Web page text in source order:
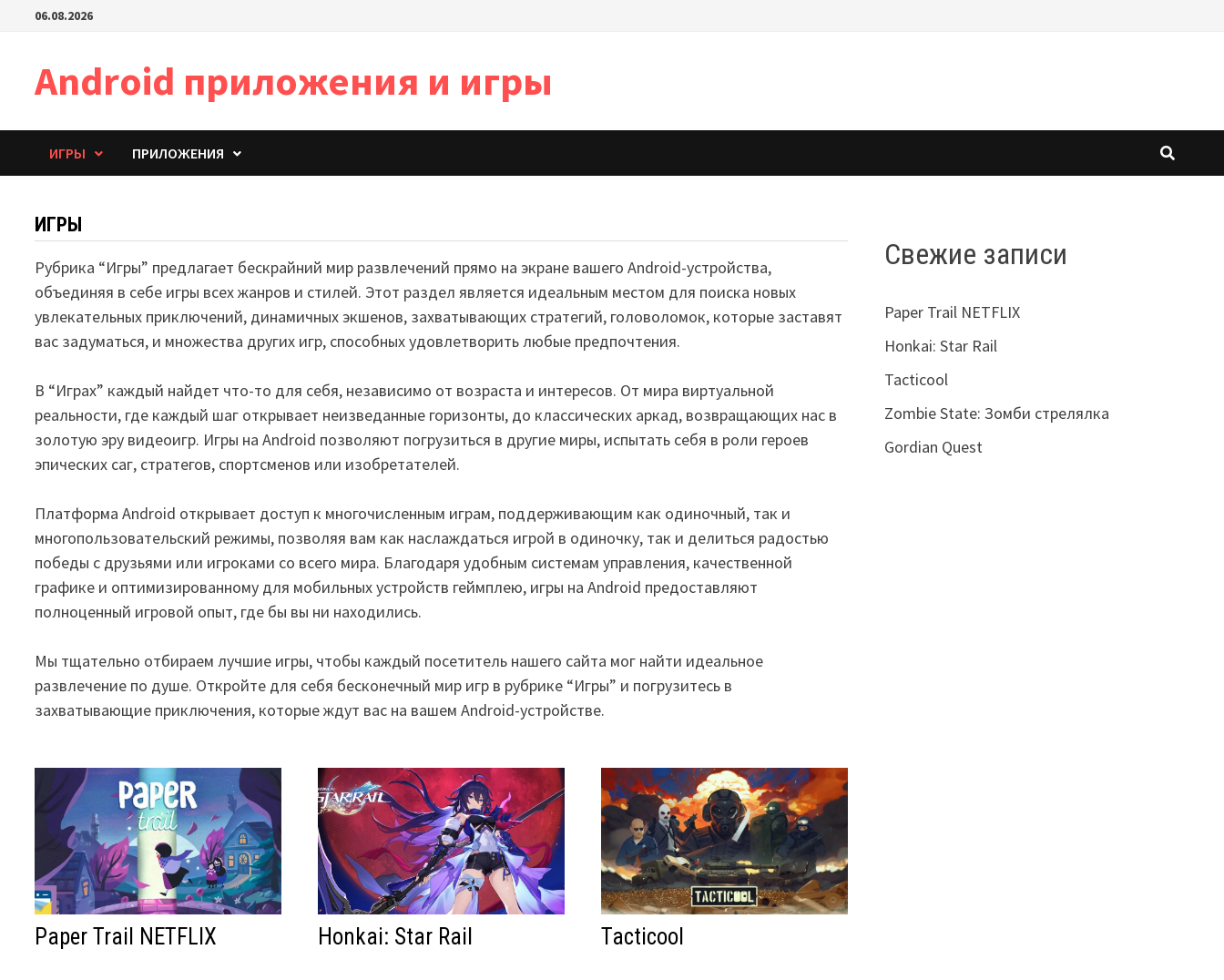
Перейти06.08.2026
Android приложения и игры
ИГРЫ ПРИЛОЖЕНИЯ
ИГРЫ
Рубрика “Игры” предлагает бескрайний мир развлечений прямо на экране вашего Android-устройства,
объединяя в себе игры всех жанров и стилей. Этот раздел является идеальным местом для поиска новых
увлекательных приключений, динамичных экшенов, захватывающих стратегий, головоломок, которые заставят
вас задуматься, и множества других игр, способных удовлетворить любые предпочтения.
В “Играх” каждый найдет что-то для себя, независимо от возраста и интересов. От мира виртуальной
реальности, где каждый шаг открывает неизведанные горизонты, до классических аркад, возвращающих нас в
золотую эру видеоигр. Игры на Android позволяют погрузиться в другие миры, испытать себя в роли героев
эпических саг, стратегов, спортсменов или изобретателей.
Платформа Android открывает доступ к многочисленным играм, поддерживающим как одиночный, так и
многопользовательский режимы, позволяя вам как наслаждаться игрой в одиночку, так и делиться радостью
победы с друзьями или игроками со всего мира. Благодаря удобным системам управления, качественной
графике и оптимизированному для мобильных устройств геймплею, игры на Android предоставляют
полноценный игровой опыт, где бы вы ни находились.
Мы тщательно отбираем лучшие игры, чтобы каждый посетитель нашего сайта мог найти идеальное
развлечение по душе. Откройте для себя бесконечный мир игр в рубрике “Игры” и погрузитесь в
захватывающие приключения, которые ждут вас на вашем Android-устройстве.
Paper Trail NETFLIX Honkai: Star Rail Tacticool
Свежие записи
Paper Trail NETFLIX
Honkai: Star Rail
Tacticool
Zombie State: Зомби стрелялка
Gordian Quest